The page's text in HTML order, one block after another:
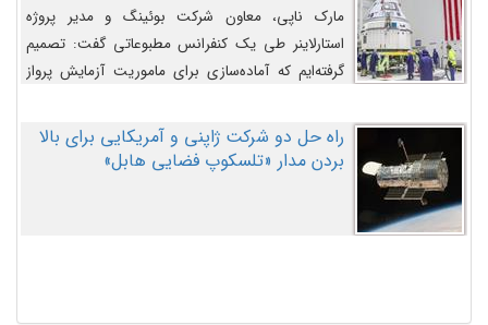
مارک ناپی، معاون شرکت بوئینگ و مدیر پروژه
استارلاینر طی یک کنفرانس مطبوعاتی گفت: تصمیم
گرفته‌ایم که آماده‌سازی برای ماموریت آزمایش پرواز
اصلاح کنیم.
راه حل دو شرکت ژاپنی و آمریکایی برای بالا
بردن مدار «تلسکوپ فضایی هابل»